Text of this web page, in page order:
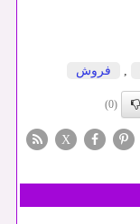
فروش
(0)
X